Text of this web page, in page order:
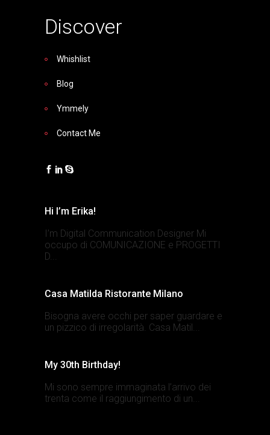
Discover
Whishlist
Blog
Ymmely
Contact Me
Hi I’m Erika!
I’m Digital Communication Designer Mi
occupo di COMUNICAZIONE e PROGETTI
D...
Casa Matilda Ristorante Milano
Bisogna avere occhi per saper guardare e
un pizzico di irregolarità. Casa Matil...
My 30th Birthday!
Mi sono sempre immaginata l’arrivo dei
trenta come il raggiungimento di un...